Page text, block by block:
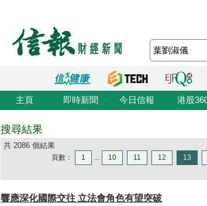
主頁 即時新聞 今日信報 港股
搜尋結果
共 2086 個結果
頁數： 1 ... 10 11 12 13
響應深化國際交往 立法會角色有望突破